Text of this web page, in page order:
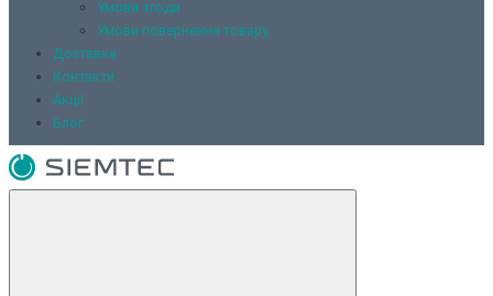
Умови згоди
Умови повернення товару
Доставка
Контакти
Акції
Блог